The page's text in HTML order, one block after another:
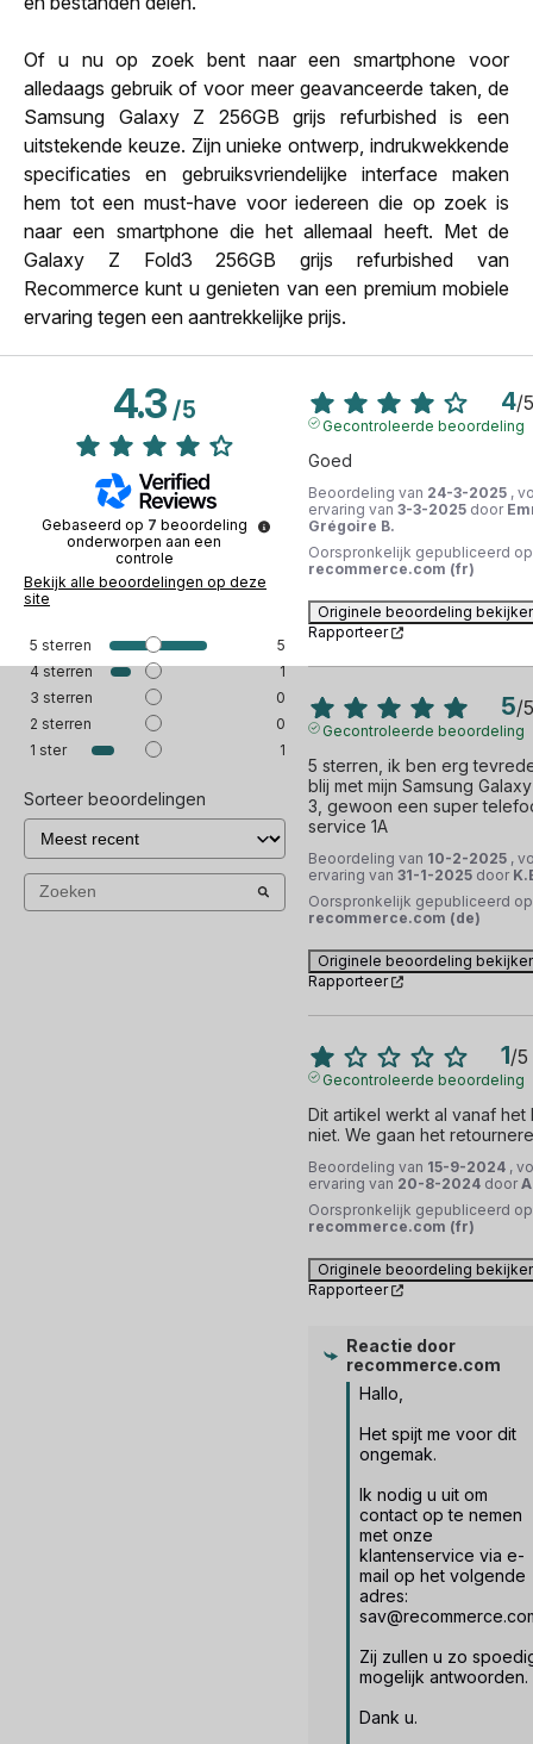
Of u nu op zoek bent naar een smartphone voor
alledaags gebruik of voor meer geavanceerde taken, de
Samsung Galaxy Z 256GB grijs refurbished is een
uitstekende keuze. Zijn unieke ontwerp, indrukwekkende
specificaties en gebruiksvriendelijke interface maken
hem tot een must-have voor iedereen die op zoek is
naar een smartphone die het allemaal heeft. Met de
Galaxy Z Fold3 256GB grijs refurbished van
Recommerce kunt u genieten van een premium mobiele
ervaring tegen een aantrekkelijke prijs.
4.3/5
Gebaseerd op 7 beoordeling
onderworpen aan een
controle
Bekijk alle beoordelingen op deze
site
5 sterren
5
4sterren
1
3 sterren
0
2 sterren
0
1 ster 1
Sorteer beoordelingen
4/5
Gecontroleerde beoordeling
Goed
Beoordeling van 24-3-2025 ,
ervaring van 3-3-2025 door
Grégoire B.
Oorspronkelijk gepubliceerd op
recommerce.com (fr)
Originele beoordeling
Rapporteer
5/5
Gecontroleerde beoordeling
5 sterren, ik ben erg
blij met mijn Samsung
3, gewoon een super
service 1A
Beoordeling van 10-2-2025 ,
ervaring van 31-1-2025 door
Oorspronkelijk gepubliceerd op
recommerce.com (de)
Originele beoordeling
Rapporteer
1/5
Gecontroleerde beoordeling
Dit artikel werkt al vanaf het
niet. We gaan het
Beoordeling van 15-9-2024 ,
ervaring van 20-8-2024 door
Oorspronkelijk gepubliceerd op
recommerce.com (fr)
Originele beoordeling
Rapporteer
Reactie door
recommerce.com
Hallo,
Het spijt me voor dit
ongemak.
Ik nodig u uit om
contact op te nemen
met onze
klantenservice via e-
mail op het volgende
adres:
Zij zullen u zo
mogelijk antwoorden.
Dank u.